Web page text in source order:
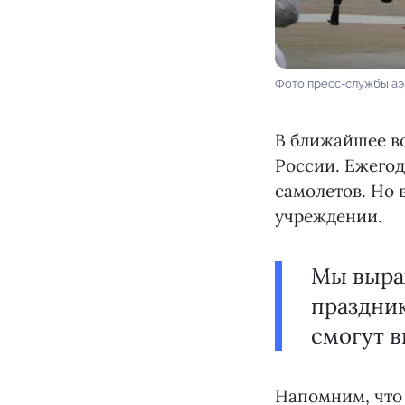
Фото пресс-службы
В ближайшее
России.
самолетов. Но
учреждении.
Мы
смогут
Напомним, что